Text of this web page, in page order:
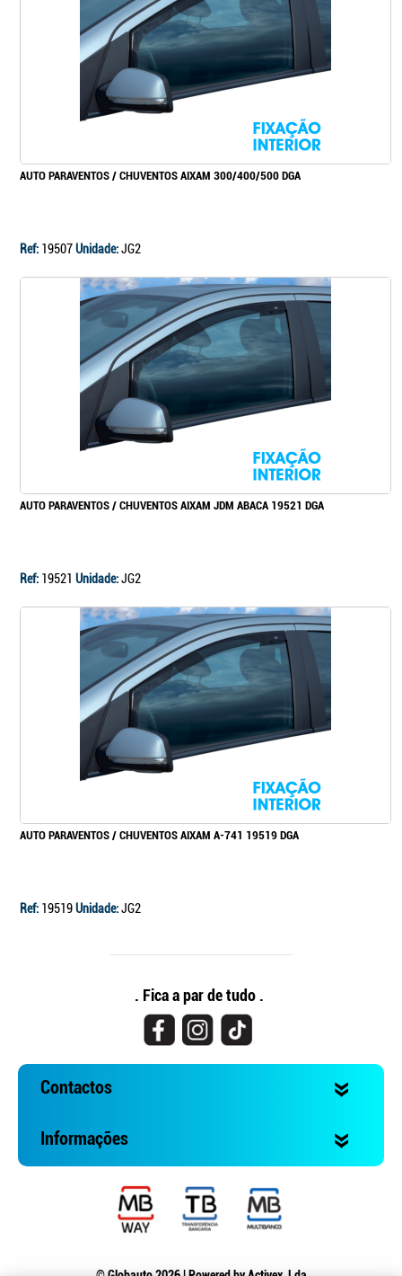
AUTO PARAVENTOS / CHUVENTOS AIXAM 300/400/500 DGA
Ref: 19507Unidade:JG2
AUTO PARAVENTOS / CHUVENTOS AIXAM JDM ABACA 19521 DGA
Ref: 19521 Unidade:JG2
AUTO PARAVENTOS / CHUVENTOS AIXAM A-741 19519 DGA
Ref: 19519Unidade:JG2
. Fica a par de tudo .
Contactos
Informações